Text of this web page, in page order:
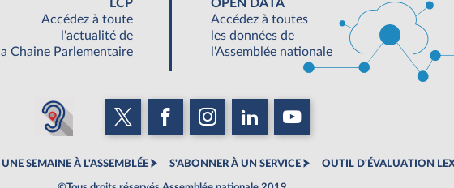
LCP
Accédez à toute
l'actualité de
la Chaine Parlementaire
OPEN DATA
Accédez à toutes
les données de
l'Assemblée nationale
UNE SEMAINE À L'ASSEMBLÉE S'ABONNER À UN SERVICE OUTIL D'ÉVALUATION